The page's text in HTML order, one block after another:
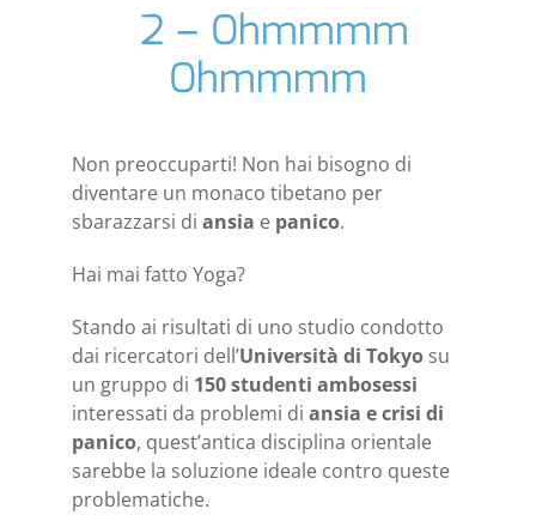
2 – Ohmmmm
Ohmmmm
Non preoccuparti! Non hai bisogno di
diventare un monaco tibetano per
sbarazzarsi di ansia e panico.
Hai mai fatto Yoga?
Stando ai risultati di uno studio condotto
dai ricercatori dell’Università di Tokyo su
un gruppo di 150 studenti ambosessi
interessati da problemi di ansia e crisi di
panico, quest’antica disciplina orientale
sarebbe la soluzione ideale contro queste
problematiche.